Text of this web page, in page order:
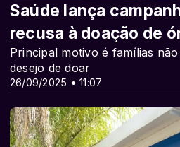
26/09/2025 • 11:07
Saúde lança
recusa à doação de
Principal motivo é famílias
desejo de doar